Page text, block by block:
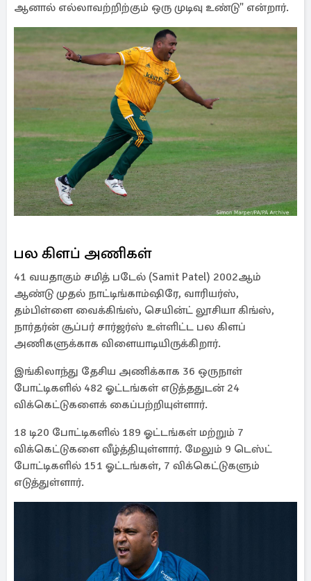
ஆனால் எல்லாவற்றிற்கும் ஒரு முடிவு உண்டு" என்றார்.
பல கிளப் அணிகள்
41 வயதாகும் சமித் படேல் (Samit Patel) 2002ஆம்
ஆண்டு முதல் நாட்டிங்காம்ஷிரே, வாரியர்ஸ்,
தம்பிள்ளை வைக்கிங்ஸ், செயின்ட் லூசியா கிங்ஸ்,
நார்தர்ன் சூப்பர் சார்ஜர்ஸ் உள்ளிட்ட பல கிளப்
அணிகளுக்காக விளையாடியிருக்கிறார்.
இங்கிலாந்து தேசிய அணிக்காக 36 ஒருநாள்
போட்டிகளில் 482 ஓட்டங்கள் எடுத்ததுடன் 24
விக்கெட்டுகளைக் கைப்பற்றியுள்ளார்.
18 டி20 போட்டிகளில் 189 ஓட்டங்கள் மற்றும் 7
விக்கெட்டுகளை வீழ்த்தியுள்ளார். மேலும் 9 டெஸ்ட்
போட்டிகளில் 151 ஓட்டங்கள், 7 விக்கெட்டுகளும்
எடுத்துள்ளார்.